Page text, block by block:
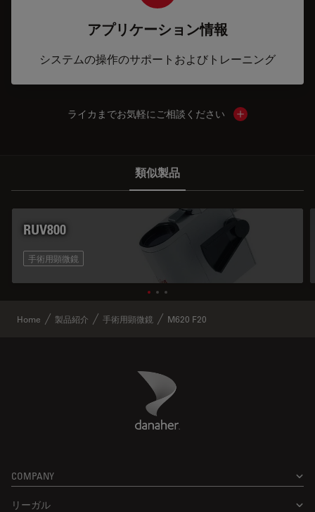
アプリケーション情報
システムの操作のサポートおよびトレーニング
ライカまでお気軽にご相談ください Show local
類似製品
RUV800
手術用顕微鏡
Home 製品紹介 手術用顕微鏡 M620 F20
Danaher Logo
COMPANY
リーガル